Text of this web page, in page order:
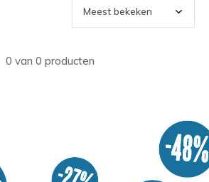
0 van 0 producten